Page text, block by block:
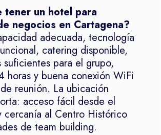
tener un hotel para
negocios en Cartagena?
adecuada, tecnología
catering disponible,
suficientes para el grupo,
horas y buena conexión WiFi
reunión. La ubicación
acceso fácil desde el
cercanía al Centro Histórico
de team building.